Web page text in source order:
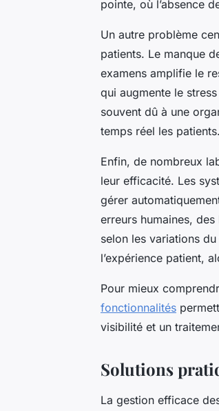
pointe, où l’absence
Un autre problème
patients. Le manque
examens amplifie le
qui augmente le
souvent dû à une
temps réel les patients.
Enfin, de nombreux
leur efficacité. Les
gérer
erreurs humaines,
selon les variations
l’expérience patient,
Pour mieux
fonctionnalités
visibilité et un
Solutions
La gestion efficace